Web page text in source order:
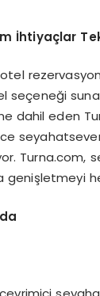
İhtiyaçlar
seçeneği
dahil eden
genişletmeyi